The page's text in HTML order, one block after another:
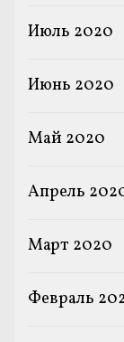
Июль 2020
Июнь 2020
Май 2020
Апрель
Март 2020
Февраль